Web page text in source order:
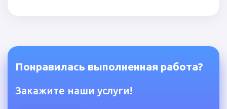
Понравилась выполненная работа?
Закажите наши услуги!